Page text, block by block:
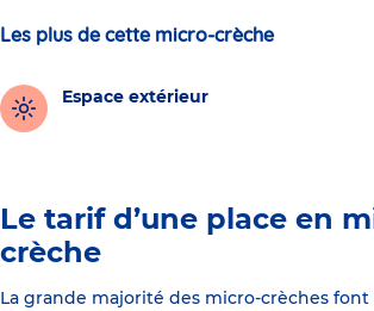
Les plus de cette micro-crèche
Espace extérieur
Le tarif d’une place en
crèche
La grande majorité des micro-crèches font